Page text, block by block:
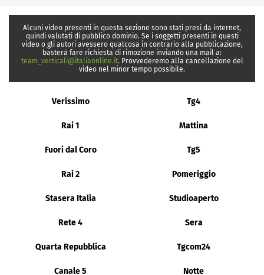
Alcuni video presenti in questa sezione sono stati presi da internet,
quindi valutati di pubblico dominio. Se i soggetti presenti in questi
video o gli autori avessero qualcosa in contrario alla pubblicazione,
basterà fare richiesta di rimozione inviando una mail a:
team_verticali@italiaonline.it. Provvederemo alla cancellazione del
video nel minor tempo possibile.
Verissimo Tg4
Rai 1 Mattina
Fuori dal Coro Tg5
Rai 2 Pomeriggio
Stasera Italia Studioaperto
Rete 4 Sera
Quarta Repubblica Tgcom24
Canale 5 Notte